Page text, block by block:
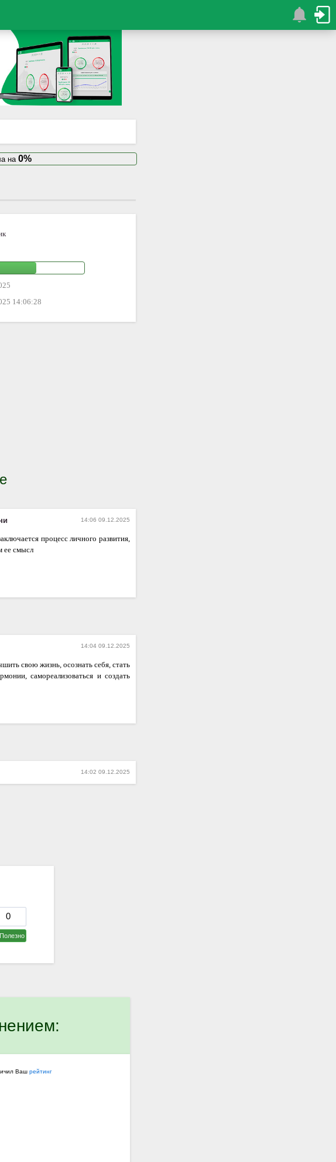
на 0%
14:06:28
14:06 09.12.2025
процесс личного развития,
ее смысл
14:04 09.12.2025
свою жизнь, осознать себя, стать
самореализоваться и создать
14:02 09.12.2025
Ваш рейтинг